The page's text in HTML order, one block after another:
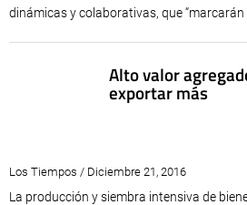
dinámicas y colaborativas, que “marcarán
Alto valor
exportar más
Los Tiempos / Diciembre 21, 2016
La producción y siembra intensiva de